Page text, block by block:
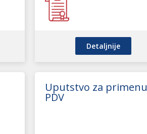
Detaljnije
Uputstvo za primenu
PDV